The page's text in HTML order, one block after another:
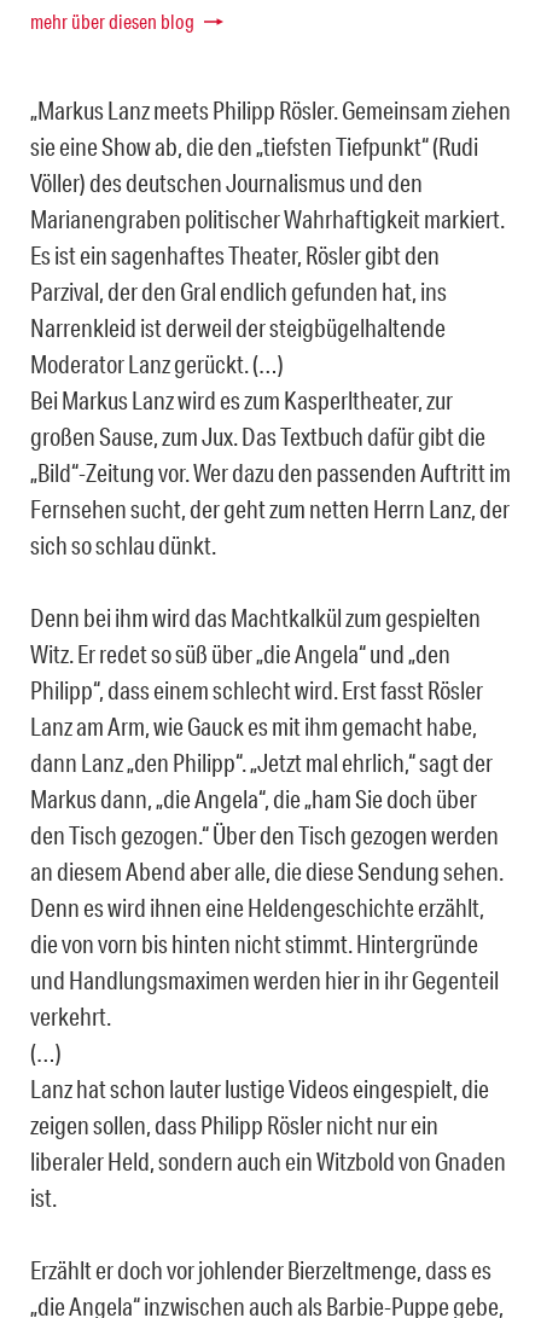
mehr über diesen blog
„Markus Lanz meets Philipp Rösler. Gemeinsam ziehen
sie eine Show ab, die den „tiefsten Tiefpunkt“ (Rudi
Völler) des deutschen Journalismus und den
Marianengraben politischer Wahrhaftigkeit markiert.
Es ist ein sagenhaftes Theater, Rösler gibt den
Parzival, der den Gral endlich gefunden hat, ins
Narrenkleid ist derweil der steigbügelhaltende
Moderator Lanz gerückt. (…)
Bei Markus Lanz wird es zum Kasperltheater, zur
großen Sause, zum Jux. Das Textbuch dafür gibt die
„Bild“-Zeitung vor. Wer dazu den passenden Auftritt im
Fernsehen sucht, der geht zum netten Herrn Lanz, der
sich so schlau dünkt.
Denn bei ihm wird das Machtkalkül zum gespielten
Witz. Er redet so süß über „die Angela“ und „den
Philipp“, dass einem schlecht wird. Erst fasst Rösler
Lanz am Arm, wie Gauck es mit ihm gemacht habe,
dann Lanz „den Philipp“. „Jetzt mal ehrlich,“ sagt der
Markus dann, „die Angela“, die „ham Sie doch über
den Tisch gezogen.“ Über den Tisch gezogen werden
an diesem Abend aber alle, die diese Sendung sehen.
Denn es wird ihnen eine Heldengeschichte erzählt,
die von vorn bis hinten nicht stimmt. Hintergründe
und Handlungsmaximen werden hier in ihr Gegenteil
verkehrt.
(…)
Lanz hat schon lauter lustige Videos eingespielt, die
zeigen sollen, dass Philipp Rösler nicht nur ein
liberaler Held, sondern auch ein Witzbold von Gnaden
ist.
Erzählt er doch vor johlender Bierzeltmenge, dass es
„die Angela“ inzwischen auch als Barbie-Puppe gebe,